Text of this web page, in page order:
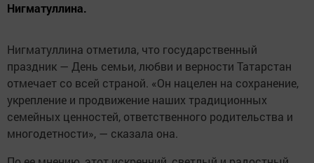
Нигматуллина.
Нигматуллина отметила, что государственный
праздник — День семьи, любви и верности Татарстан
отмечает со всей страной. «Он нацелен на сохранение,
укрепление и продвижение наших традиционных
семейных ценностей, ответственного родительства и
многодетности», — сказала она.